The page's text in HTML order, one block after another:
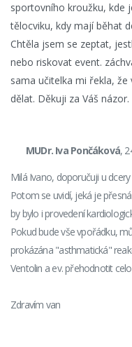
sportovního kroužku, kde
tělocviku, kdy mají běhat
Chtěla jsem se zeptat,
nebo riskovat event.
sama učitelka mi řekla,
dělat. Děkuji za Váš názor.
MUDr. Iva Pončáková,
Milá Ivano, doporučuji u
Potom se uvidí, jeká je
by bylo i provedení
Pokud bude vše vpořádku,
prokázána "asthmatická"
Ventolin a ev. přehodnotit
Zdravím van